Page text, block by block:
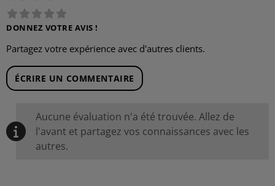
DONNEZ VOTRE AVIS !
Partagez votre expérience avec d'autres clients.
ÉCRIRE UN COMMENTAIRE
Aucune évaluation n'a été trouvée. Allez de
l'avant et partagez vos connaissances avec les
autres.